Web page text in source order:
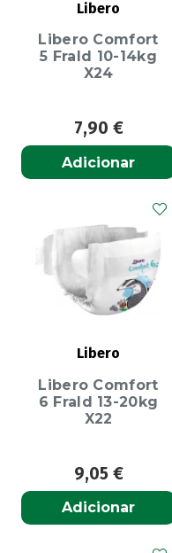
Libero
Libero Comfort
5 Frald 10-14kg
X24
7,90 €
Adicionar
Libero
Libero Comfort
6 Frald 13-20kg
X22
9,05 €
Adicionar